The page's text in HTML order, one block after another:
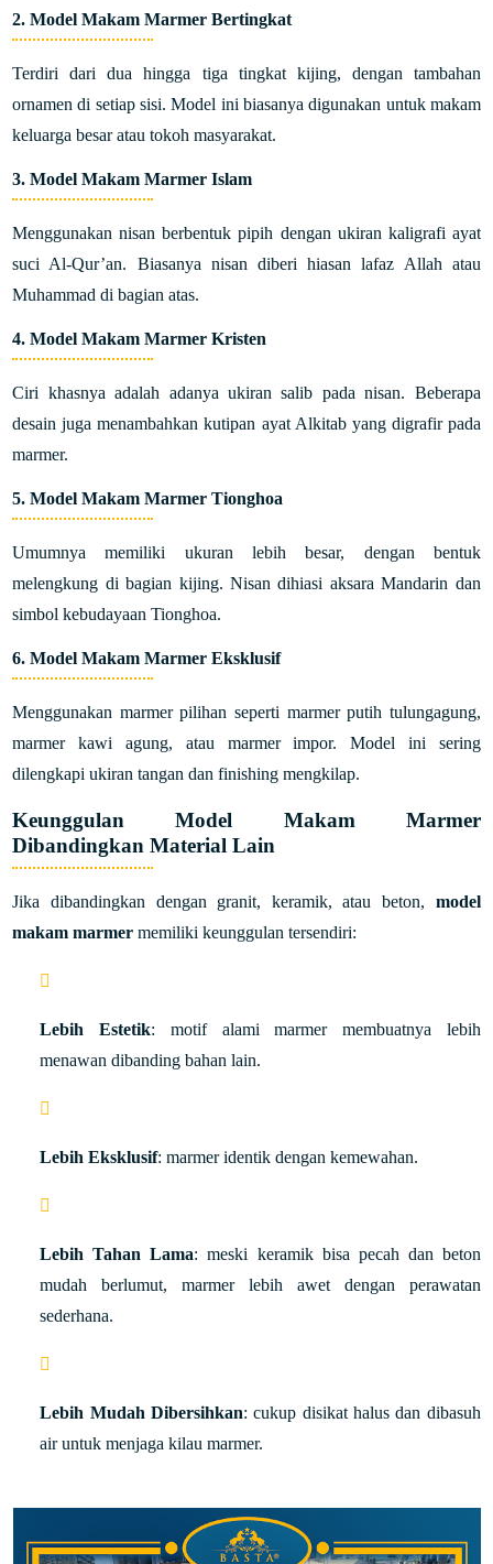
2. Model Makam Marmer Bertingkat
Terdiri dari dua hingga tiga tingkat kijing, dengan tambahan
ornamen di setiap sisi. Model ini biasanya digunakan untuk makam
keluarga besar atau tokoh masyarakat.
3. Model Makam Marmer Islam
Menggunakan nisan berbentuk pipih dengan ukiran kaligrafi ayat
suci Al-Qur’an. Biasanya nisan diberi hiasan lafaz Allah atau
Muhammad di bagian atas.
4. Model Makam Marmer Kristen
Ciri khasnya adalah adanya ukiran salib pada nisan. Beberapa
desain juga menambahkan kutipan ayat Alkitab yang digrafir pada
marmer.
5. Model Makam Marmer Tionghoa
Umumnya memiliki ukuran lebih besar, dengan bentuk
melengkung di bagian kijing. Nisan dihiasi aksara Mandarin dan
simbol kebudayaan Tionghoa.
6. Model Makam Marmer Eksklusif
Menggunakan marmer pilihan seperti marmer putih tulungagung,
marmer kawi agung, atau marmer impor. Model ini sering
dilengkapi ukiran tangan dan finishing mengkilap.
Keunggulan Model Makam Marmer
Dibandingkan Material Lain
Jika dibandingkan dengan granit, keramik, atau beton, model
makam marmer memiliki keunggulan tersendiri:
Lebih Estetik: motif alami marmer membuatnya lebih
menawan dibanding bahan lain.
Lebih Eksklusif: marmer identik dengan kemewahan.
Lebih Tahan Lama: meski keramik bisa pecah dan beton
mudah berlumut, marmer lebih awet dengan perawatan
sederhana.
Lebih Mudah Dibersihkan: cukup disikat halus dan dibasuh
air untuk menjaga kilau marmer.